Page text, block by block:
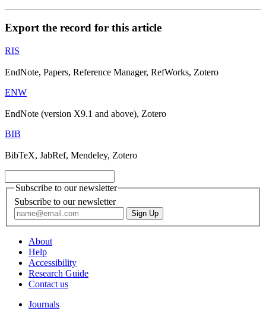
Export the record for this article
RIS
EndNote, Papers, Reference Manager, RefWorks, Zotero
ENW
EndNote (version X9.1 and above), Zotero
BIB
BibTeX, JabRef, Mendeley, Zotero
Subscribe to our newsletter
Subscribe to our newsletter
About
Help
Accessibility
Research Guide
Contact us
Journals